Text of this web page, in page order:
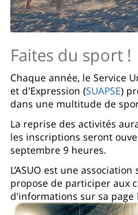
Faites du sport !
Chaque année, le Service
et d'Expression (SUAPSE)
dans une multitude de
La reprise des activités
les inscriptions seront
septembre 9 heures.
L’ASUO est une
propose de participer aux
d'informations sur sa page
Image